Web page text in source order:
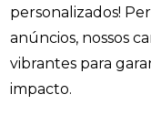
personalizados!
anúncios, nossos
vibrantes para
impacto.